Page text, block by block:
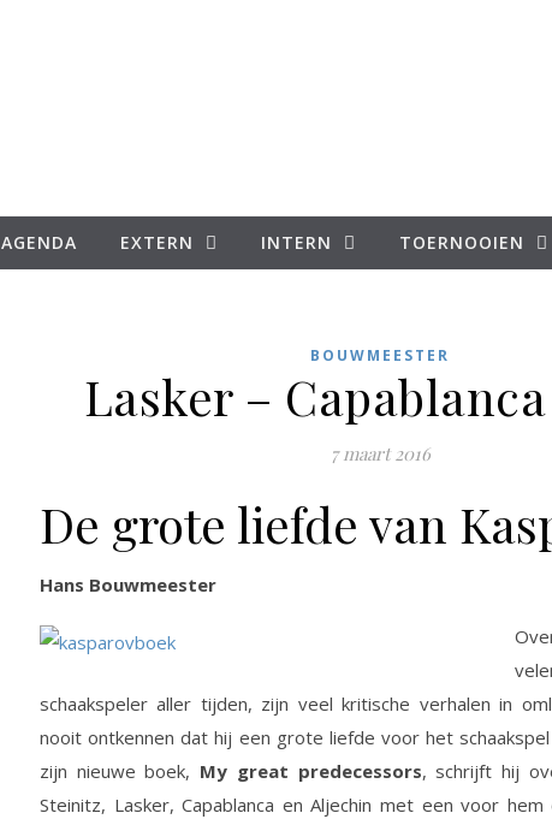
AGENDA EXTERN INTERN TOERNOOIEN
BOUWMEESTER
Lasker – Capablanca
7 maart 2016
De grote liefde van
Hans Bouwmeester
schaakspeler aller tijden, zijn veel kritische verhalen in
nooit ontkennen dat hij een grote liefde voor het
zijn nieuwe boek, My great predecessors, schrijft hij
Steinitz, Lasker, Capablanca en Aljechin met een voor hem